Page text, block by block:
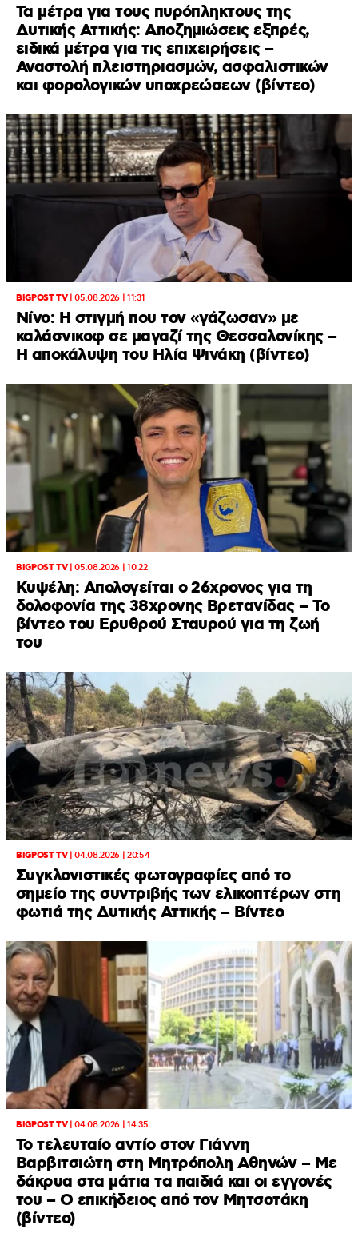
Τα μέτρα για τους πυρόπληκτους της
Δυτικής Αττικής: Αποζημιώσεις εξπρές,
ειδικά μέτρα για τις επιχειρήσεις –
Αναστολή πλειστηριασμών, ασφαλιστικών
και φορολογικών υποχρεώσεων (βίντεο)
BIGPOST TV|05.08.2026 | 11:31
Νίνο: Η στιγμή που τον «γάζωσαν» με
καλάσνικοφ σε μαγαζί της Θεσσαλονίκης –
Η αποκάλυψη του Ηλία Ψινάκη (βίντεο)
BIGPOST TV|05.08.2026 | 10:22
Κυψέλη: Απολογείται ο 26χρονος για τη
δολοφονία της 38χρονης Βρετανίδας – Το
βίντεο του Ερυθρού Σταυρού για τη ζωή
του
BIGPOST TV|04.08.2026 | 20:54
Συγκλονιστικές φωτογραφίες από το
σημείο της συντριβής των ελικοπτέρων στη
φωτιά της Δυτικής Αττικής – Βίντεο
BIGPOST TV|04.08.2026 | 14:35
Το τελευταίο αντίο στον Γιάννη
Βαρβιτσιώτη στη Μητρόπολη Αθηνών – Με
δάκρυα στα μάτια τα παιδιά και οι εγγονές
του – Ο επικήδειος από τον Μητσοτάκη
(βίντεο)